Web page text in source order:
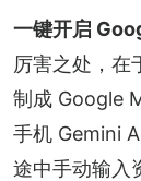
一键开启
厉害之处，在
制成 Google
手机 Gemini
途中手动输入